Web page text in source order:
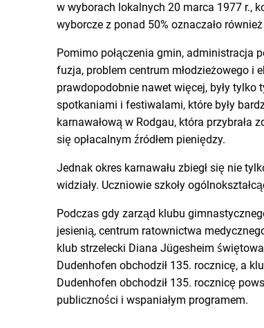
w wyborach lokalnych 20 marca 1977 r.,
wyborcze z ponad 50% oznaczało
Pomimo połączenia gmin, administracja
fuzja, problem centrum młodzieżowego i
prawdopodobnie nawet więcej, były
spotkaniami i festiwalami, które były
karnawałową w Rodgau, która
się opłacalnym źródłem pieniędzy.
Jednak okres karnawału zbiegł się nie
widziały. Uczniowie szkoły
Podczas gdy zarząd klubu
jesienią, centrum ratownictwa
klub strzelecki Diana Jügesheim
Dudenhofen obchodził 135. rocznicę, a
Dudenhofen obchodził 135. rocznicę
publiczności i wspaniałym programem.